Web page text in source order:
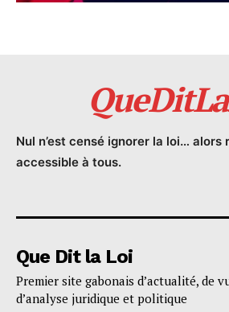
Nul n’est censé ignorer la loi… alors
accessible à tous.
Que Dit la Loi
Premier site gabonais d’actualité, de
d’analyse juridique et politique